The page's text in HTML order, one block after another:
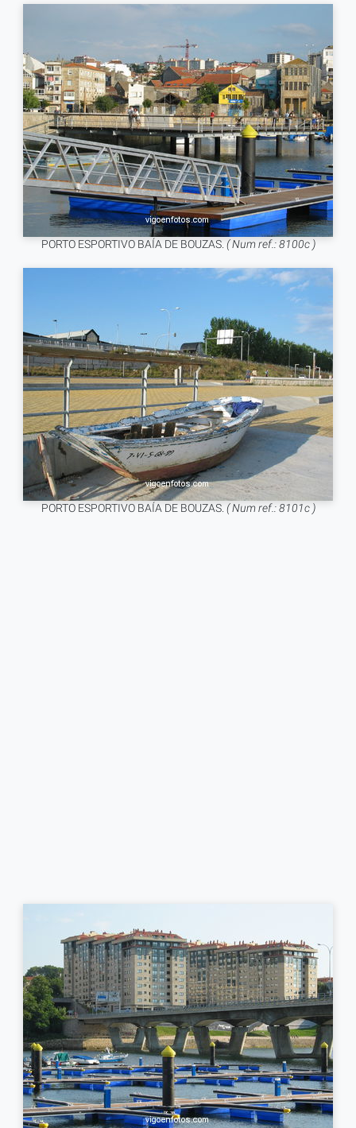
PORTO ESPORTIVO BAÍA DE BOUZAS. ( Num ref.: 8100c )
PORTO ESPORTIVO BAÍA DE BOUZAS. ( Num ref.: 8101c )